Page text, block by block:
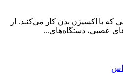
که با اکسیژن بدن کار می‌کنند. از
عصبی، دستگاه‌های...
اس